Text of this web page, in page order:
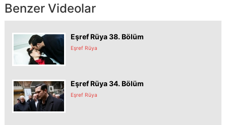
Benzer Videolar
Eşref Rüya 38. Bölüm
Eşref Rüya
Eşref Rüya 34. Bölüm
Eşref Rüya